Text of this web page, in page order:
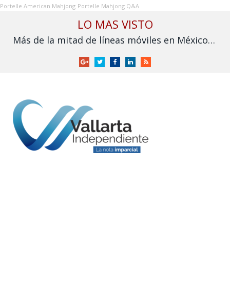
Portelle American Mahjong Portelle Mahjong Q&A
LO MAS VISTO
Más de la mitad de líneas móviles en México aún no se vinculan a la CURP
GoogleTwitterFacebookLinkedInRSS